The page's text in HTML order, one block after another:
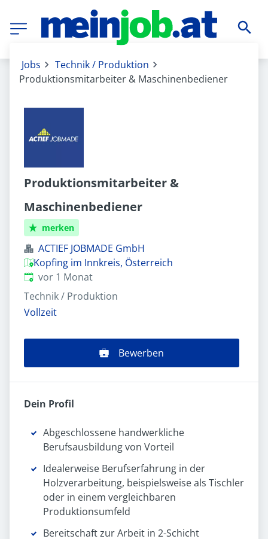
Jobs
Technik / Produktion
Produktionsmitarbeiter & Maschinenbediener
Produktionsmitarbeiter &
Maschinenbediener
merken
ACTIEF JOBMADE GmbH
Kopfing im Innkreis, Österreich
Veröffentlicht:
vor 1 Monat
Technik / Produktion
Vollzeit
Bewerben
Dein Profil
Abgeschlossene handwerkliche
Berufsausbildung von Vorteil
Idealerweise Berufserfahrung in der
Holzverarbeitung, beispielsweise als Tischler
oder in einem vergleichbaren
Produktionsumfeld
Bereitschaft zur Arbeit in 2-Schicht